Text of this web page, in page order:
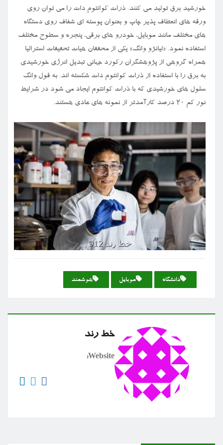
خورشید برق تولید می کنند. ذرات کوانتوم دات را می توان روی
ورقه های انعطاف پذیر چاپ و بعنوان پوسته ای شفاف روی دستگاه
های مختلف مانند موبایل، خودرو های برقی، پنجره و سطوح مختلف
استفاده نمود. «لیانژو وانگ» یکی از محققان هیات تحقیقات استرالیا
همراه گروهی از پژوهشگران رکورد جهانی تبدیل انرژی خورشیدی
به برق را با استفاده از ذرات کوانتوم دات شکسته اند. به قول وانگ
سلول های خورشیدی که با ذرات کوانتوم ایجاد می شود در شرایط
نور کم ۲۰ درصد کارآمدتر از نمونه های عادی هستند.
دانشگاه موبایل هوشمند
خط رند
Website: